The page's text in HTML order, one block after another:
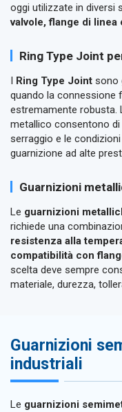
oggi utilizzate in diversi
valvole, flange di
Ring Type Joint
I Ring Type Joint sono
quando la connessione
estremamente robusta.
metallico consentono di
serraggio e le
guarnizione ad alte
Guarnizioni
Le guarnizioni
richiede una
resistenza alla
compatibilità con
scelta deve sempre
materiale, durezza,
Guarnizioni
industriali
Le guarnizioni